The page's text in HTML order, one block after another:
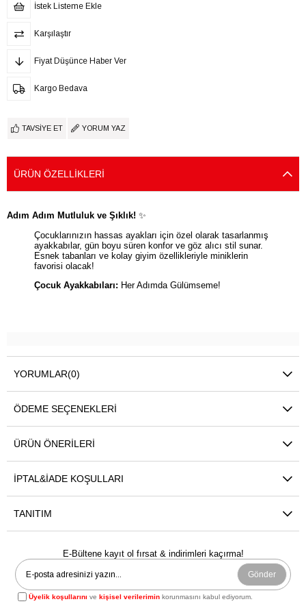
İstek Listeme Ekle
Karşılaştır
Fiyat Düşünce Haber Ver
Kargo Bedava
TAVSIYE ET YORUM YAZ
ÜRÜN ÖZELLIKLERI
Adım Adım Mutluluk ve Şıklık! ✨
Çocuklarınızın hassas ayakları için özel olarak tasarlanmış
ayakkabılar, gün boyu süren konfor ve göz alıcı stil sunar.
Esnek tabanları ve kolay giyim özellikleriyle miniklerin
favorisi olacak!
Çocuk Ayakkabıları: Her Adımda Gülümseme!
YORUMLAR(0)
ÖDEME SEÇENEKLERI
ÜRÜN ÖNERILERI
İPTAL&İADE KOŞULLARI
TANITIM
E-Bültene kayıt ol fırsat & indirimleri kaçırma!
Gönder
Üyelik koşullarını vekişisel verilerimin korunmasını kabul ediyorum.